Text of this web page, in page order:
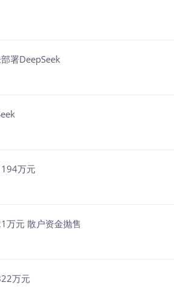
署DeepSeek
万元
万元 散户资金抛售
万元